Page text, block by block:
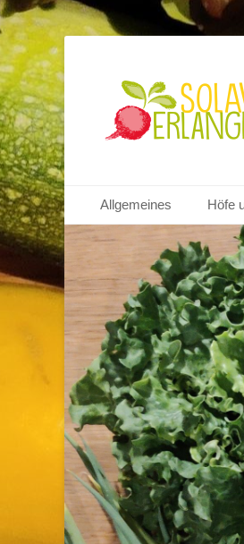
Primäres Menü
Inhalt
springen
Allgemeines Höfe